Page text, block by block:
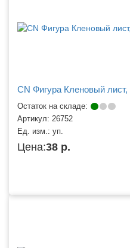
CN Фигура Кленовый
Остаток на складе:
Артикул: 26752
Ед. изм.: уп.
Цена:38 р.